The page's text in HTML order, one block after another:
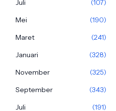
Juli
(107)
Mei
(190)
Maret
(241)
Januari
(328)
November
(325)
September
(343)
Juli
(191)